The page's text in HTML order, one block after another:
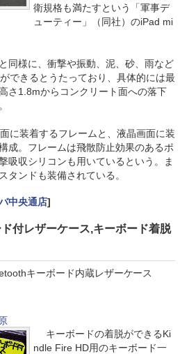
衛規格も満たすという「軍事デ
ューティー」（同社）のiPad mi
同様に、衝撃や振動、泥、砂、雨など
できるとうたっており、具体的には最
さ1.8mからコンクリート面への落下
に装着するフレームと、液晶画面に装
成。フレームは飛散防止効果のあるポ
吸収シリコンも用いているという。ま
タンドも装備されている。
中央通店]
付レザーケース,キーボード着脱
キーボード内蔵レザーケース
キーボードの着脱ができるKi
ndle Fire HD用のキーボード一